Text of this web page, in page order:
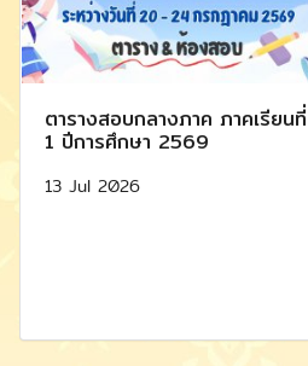
ตารางสอบกลางภาค ภาคเรียนที่
1 ปีการศึกษา 2569
13 Jul 2026